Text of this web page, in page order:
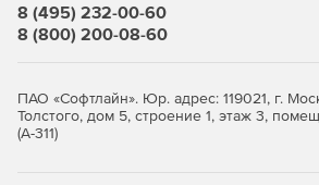
совместимости даже со старыми
автоматических обновлений, не
доступность новых версий и не
8 (495) 232-00-60
8 (800) 200-08-60
ПАО «Софтлайн». Юр. адрес: 119021, г.
Толстого, дом 5, строение 1, этаж 3,
(А-311)